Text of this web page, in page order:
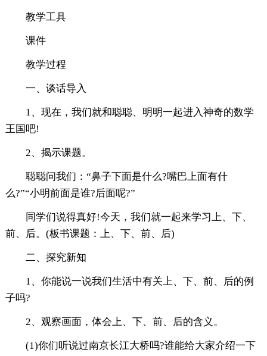
教学工具
课件
教学过程
一、谈话导入
1、现在，我们就和聪聪、明明一起进入神奇的数学
王国吧!
2、揭示课题。
聪聪问我们：“鼻子下面是什么?嘴巴上面有什
么?”“小明前面是谁?后面呢?”
同学们说得真好!今天，我们就一起来学习上、下、
前、后。(板书课题：上、下、前、后)
二、探究新知
1、你能说一说我们生活中有关上、下、前、后的例
子吗?
2、观察画面，体会上、下、前、后的含义。
(1)你们听说过南京长江大桥吗?谁能给大家介绍一下